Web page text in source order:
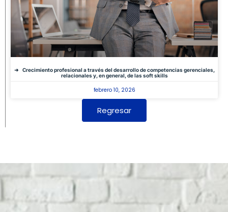
Crecimiento profesional a través del desarrollo de competencias gerenciales,
relacionales y, en general, de las soft skills
febrero 10, 2026
Regresar